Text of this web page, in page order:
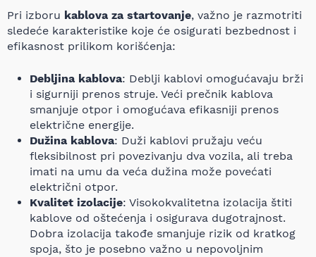
Pri izboru kablova za startovanje, važno je razmotriti
sledeće karakteristike koje će osigurati bezbednost i
efikasnost prilikom korišćenja:
Debljina kablova: Deblji kablovi omogućavaju brži
i sigurniji prenos struje. Veći prečnik kablova
smanjuje otpor i omogućava efikasniji prenos
električne energije.
Dužina kablova: Duži kablovi pružaju veću
fleksibilnost pri povezivanju dva vozila, ali treba
imati na umu da veća dužina može povećati
električni otpor.
Kvalitet izolacije: Visokokvalitetna izolacija štiti
kablove od oštećenja i osigurava dugotrajnost.
Dobra izolacija takođe smanjuje rizik od kratkog
spoja, što je posebno važno u nepovoljnim